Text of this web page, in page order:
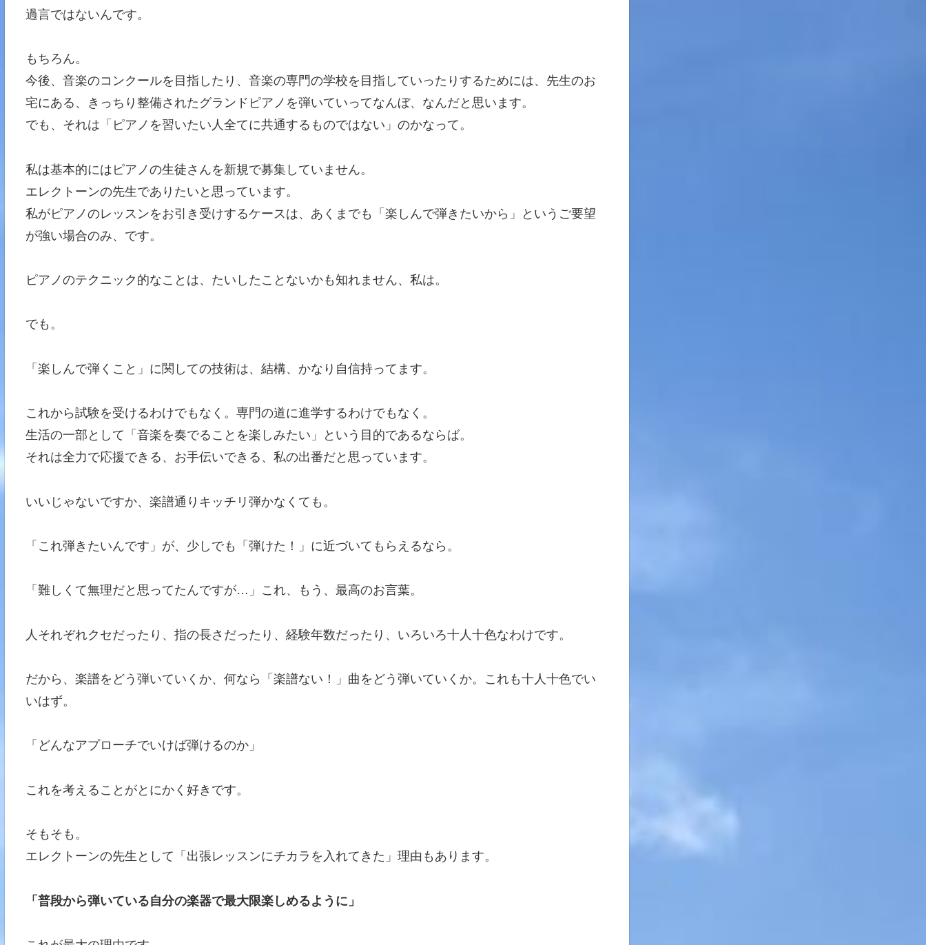
過言ではないんです。
もちろん。
今後、音楽のコンクールを目指したり、音楽の専門の学校を目指していったりするためには、先生のお
宅にある、きっちり整備されたグランドピアノを弾いていってなんぼ、なんだと思います。
でも、それは「ピアノを習いたい人全てに共通するものではない」のかなって。
私は基本的にはピアノの生徒さんを新規で募集していません。
エレクトーンの先生でありたいと思っています。
私がピアノのレッスンをお引き受けするケースは、あくまでも「楽しんで弾きたいから」というご要望
が強い場合のみ、です。
ピアノのテクニック的なことは、たいしたことないかも知れません、私は。
でも。
「楽しんで弾くこと」に関しての技術は、結構、かなり自信持ってます。
これから試験を受けるわけでもなく。専門の道に進学するわけでもなく。
生活の一部として「音楽を奏でることを楽しみたい」という目的であるならば。
それは全力で応援できる、お手伝いできる、私の出番だと思っています。
いいじゃないですか、楽譜通りキッチリ弾かなくても。
「これ弾きたいんです」が、少しでも「弾けた！」に近づいてもらえるなら。
「難しくて無理だと思ってたんですが…」これ、もう、最高のお言葉。
人それぞれクセだったり、指の長さだったり、経験年数だったり、いろいろ十人十色なわけです。
だから、楽譜をどう弾いていくか、何なら「楽譜ない！」曲をどう弾いていくか。これも十人十色でい
いはず。
「どんなアプローチでいけば弾けるのか」
これを考えることがとにかく好きです。
そもそも。
エレクトーンの先生として「出張レッスンにチカラを入れてきた」理由もあります。
「普段から弾いている自分の楽器で最大限楽しめるように」